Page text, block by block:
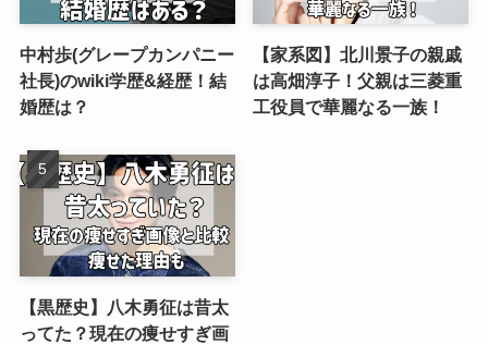
中村歩(グレープカンパニー
社長)のwiki学歴&経歴！結
婚歴は？
【家系図】北川景子の親戚
は高畑淳子！父親は三菱重
工役員で華麗なる一族！
【黒歴史】八木勇征は昔太
ってた？現在の痩せすぎ画